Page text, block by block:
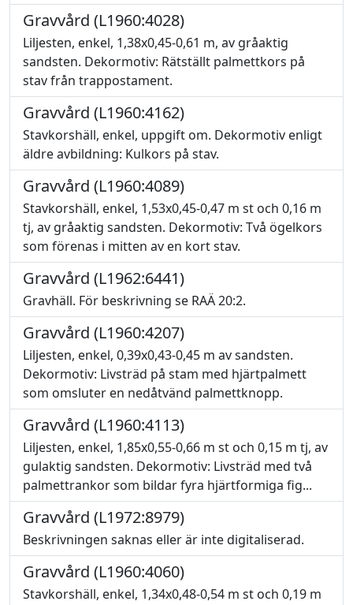
Gravvård (L1960:4028)
Liljesten, enkel, 1,38x0,45-0,61 m, av gråaktig
sandsten. Dekormotiv: Rätställt palmettkors på
stav från trappostament.
Gravvård (L1960:4162)
Stavkorshäll, enkel, uppgift om. Dekormotiv enligt
äldre avbildning: Kulkors på stav.
Gravvård (L1960:4089)
Stavkorshäll, enkel, 1,53x0,45-0,47 m st och 0,16 m
tj, av gråaktig sandsten. Dekormotiv: Två ögelkors
som förenas i mitten av en kort stav.
Gravvård (L1962:6441)
Gravhäll. För beskrivning se RAÄ 20:2.
Gravvård (L1960:4207)
Liljesten, enkel, 0,39x0,43-0,45 m av sandsten.
Dekormotiv: Livsträd på stam med hjärtpalmett
som omsluter en nedåtvänd palmettknopp.
Gravvård (L1960:4113)
Liljesten, enkel, 1,85x0,55-0,66 m st och 0,15 m tj, av
gulaktig sandsten. Dekormotiv: Livsträd med två
palmettrankor som bildar fyra hjärtformiga fig...
Gravvård (L1972:8979)
Beskrivningen saknas eller är inte digitaliserad.
Gravvård (L1960:4060)
Stavkorshäll, enkel, 1,34x0,48-0,54 m st och 0,19 m